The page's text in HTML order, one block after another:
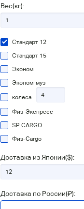
Вес(кг):
Стандарт 12
Стандарт 15
Эконом
Эконом-муз
колеса
Физ-Экспресс
SP CARGO
Физ-Сargo
Доставка из Японии($):
Доставка по России(₽):